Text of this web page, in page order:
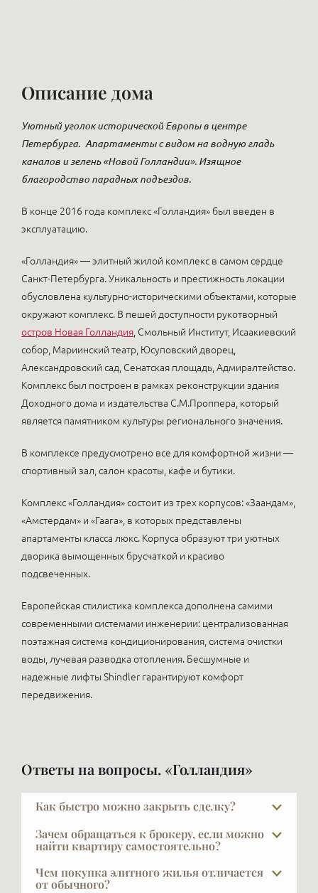
Описание дома
Уютный уголок исторической Европы в центре
Петербурга. Апартаменты с видом на водную гладь
каналов и зелень «Новой Голландии». Изящное
благородство парадных подъездов.
В конце 2016 года комплекс «Голландия» был введен в
эксплуатацию.
«Голландия» — элитный жилой комплекс в самом сердце
Санкт-Петербурга. Уникальность и престижность локации
обусловлена культурно-историческими объектами, которые
окружают комплекс. В пешей доступности рукотворный
остров Новая Голландия , Смольный Институт, Исаакиевский
собор, Мариинский театр, Юсуповский дворец,
Александровский сад, Сенатская площадь, Адмиралтейство.
Комплекс был построен в рамках реконструкции здания
Доходного дома и издательства С.М.Проппера, который
является памятником культуры регионального значения.
В комплексе предусмотрено все для комфортной жизни —
спортивный зал, салон красоты, кафе и бутики.
Комплекс «Голландия» состоит из трех корпусов: «Заандам»,
«Амстердам» и «Гаага», в которых представлены
апартаменты класса люкс. Корпуса образуют три уютных
дворика вымощенных брусчаткой и красиво
подсвеченных.
Европейская стилистика комплекса дополнена самими
современными системами инженерии: централизованная
поэтажная система кондиционирования, система очистки
воды, лучевая разводка отопления. Бесшумные и
надежные лифты Shindler гарантируют комфорт
передвижения.
Ответы на вопросы. «Голландия»
Как быстро можно закрыть сделку?
Обычный срок сделки — около трёх недель.
Примерно неделю ведётся согласование
обеспечительного платежа, чтобы прекратить
рекламу и начать готовить сделку. Ещё неделя
Зачем обращаться к брокеру, если можно
найти квартиру самостоятельно?
Показательный факт: строительные компании
продают через брокеров 50–75% квартир. Мы
Чем покупка элитного жилья отличается
от обычного?